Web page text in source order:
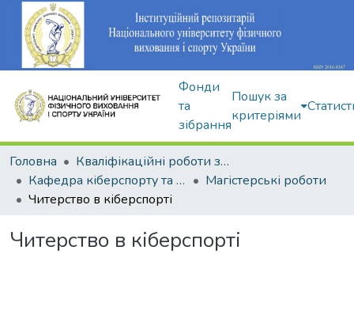
Фонди
та
зібрання
Пошук за
критеріями
Головна
Кваліфікаційні роботи здобувачів вищої освіти
Кафедра кіберспорту та інформаційних технологій
Магістерські роботи
Читерство в кіберспорті
Читерство в кіберспорті